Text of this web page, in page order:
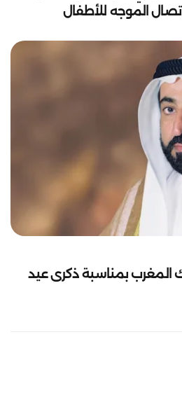
الموجه للأطفال
المغرب بمناسبة ذكرى عيد